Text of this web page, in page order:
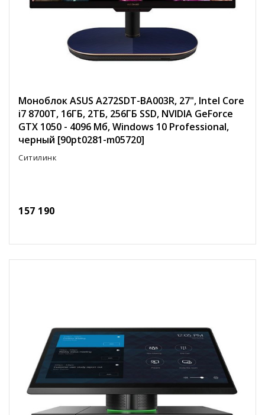
Моноблок ASUS A272SDT-BA003R, 27", Intel Core
i7 8700T, 16ГБ, 2ТБ, 256ГБ SSD, NVIDIA GeForce
GTX 1050 - 4096 Мб, Windows 10 Professional,
черный [90pt0281-m05720]
Ситилинк
157 190